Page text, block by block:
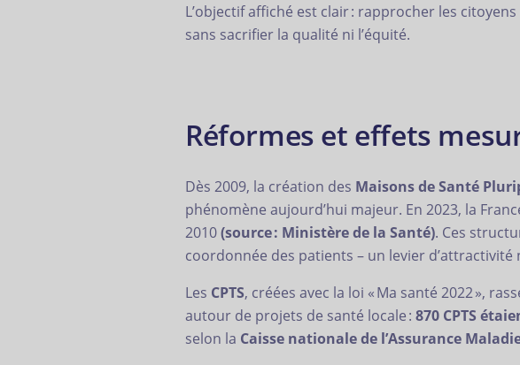
L’objectif affiché est clair : rapprocher les
sans sacrifier la qualité ni l’équité.
Réformes et effets
Dès 2009, la création des Maisons de Santé
phénomène aujourd’hui majeur. En 2023, la
2010(source : Ministère de la Santé). Ces
coordonnée des patients – un levier
Les CPTS, créées avec la loi « Ma santé 2022 »,
autour de projets de santé locale : 870 CPTS
selon la Caisse nationale de l’Assurance